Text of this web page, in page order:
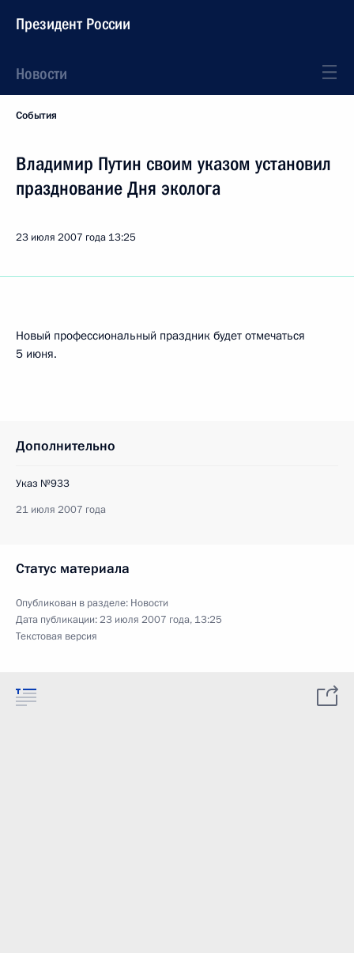
Президент России
Новости
События
Владимир Путин своим указом установил
празднование Дня эколога
23 июля 2007 года 13:25
Новый профессиональный праздник будет отмечаться
5 июня.
Дополнительно
Указ №933
21 июля 2007 года
Статус материала
Опубликован в разделе: Новости
Дата публикации:23 июля 2007 года, 13:25
Текстовая версия